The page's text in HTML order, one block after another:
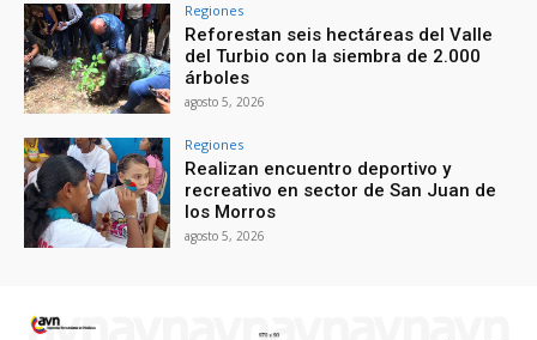
Regiones
Reforestan seis hectáreas del Valle
del Turbio con la siembra de 2.000
árboles
agosto 5, 2026
Regiones
Realizan encuentro deportivo y
recreativo en sector de San Juan de
los Morros
agosto 5, 2026